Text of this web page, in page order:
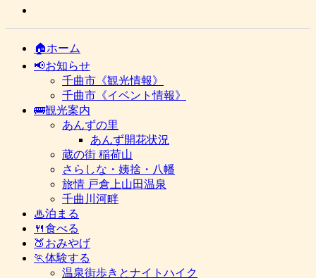
🏠ホーム
📢お知らせ
千曲市《観光情報》
千曲市《イベント情報》
🚌観光案内
あんずの里
あんず開花状況
蔵の街 稲荷山
さらしな・姨捨・八幡
旅情 戸倉上山田温泉
千曲川河畔
♨泊まる
🍴食べる
🍑おみやげ
🏃体験する
温泉街歩きとナイトハイク